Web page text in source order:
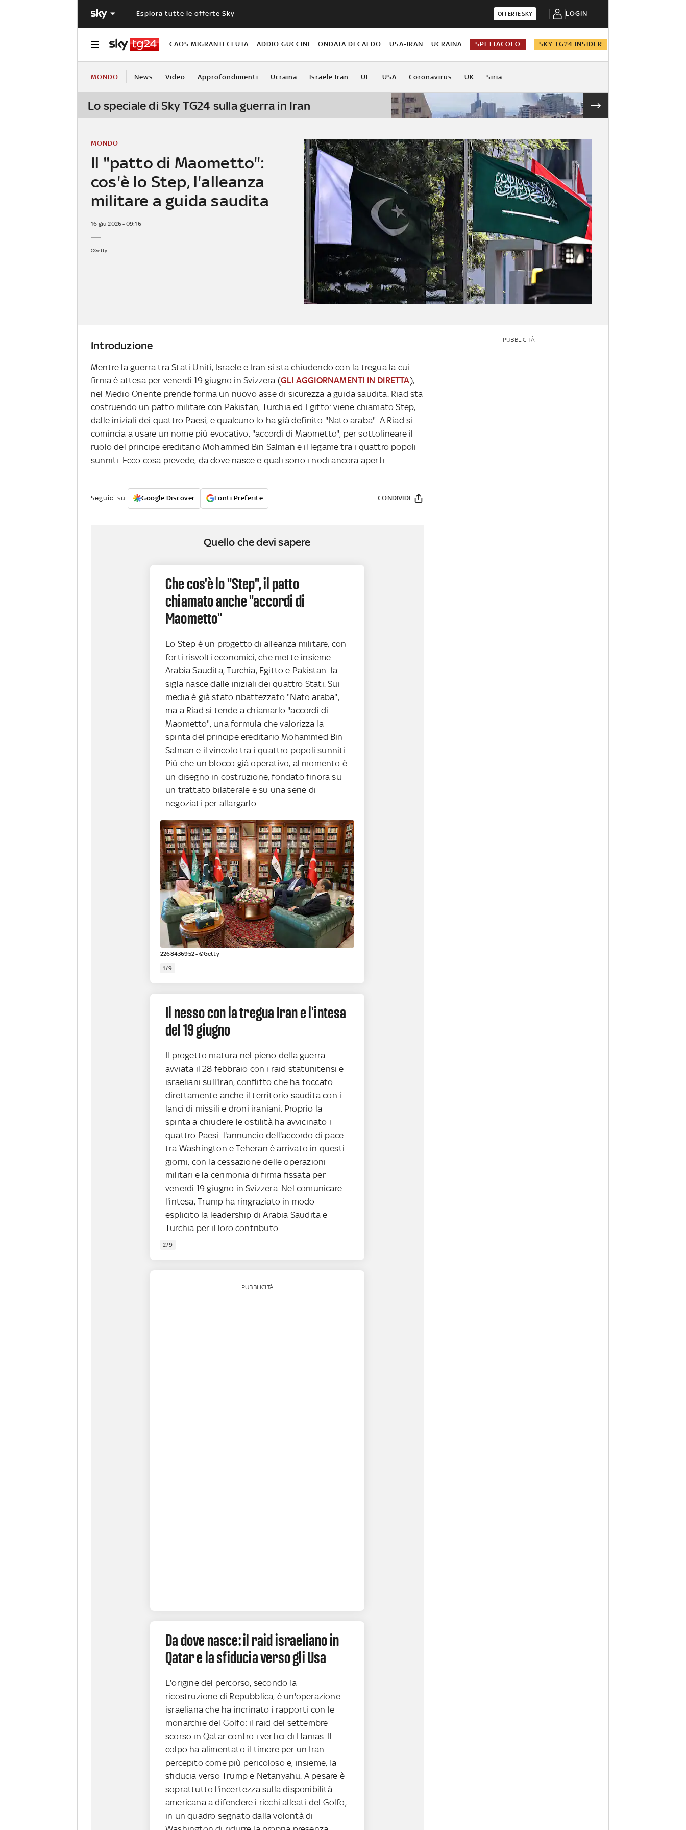
Esplora tutte le offerte Sky OFFERTE SKY LOGIN
CAOS MIGRANTI CEUTA ADDIO GUCCINI ONDATA DI CALDO USA-IRAN UCRAINA SPETTACOLO SKY TG24 INSIDER
MONDO News Video Approfondimenti Ucraina Israele Iran UE USA Coronavirus UK Siria
Lo speciale di Sky TG24 sulla guerra in Iran
Il "patto di Maometto":
cos'è lo Step, l'alleanza
militare a guida saudita
MONDO
16 giu 2026 - 09:16
©Getty
Introduzione
Mentre la guerra tra Stati Uniti, Israele e Iran si sta chiudendo con la tregua la cui
firma è attesa per venerdì 19 giugno in Svizzera (GLI AGGIORNAMENTI IN DIRETTA),
nel Medio Oriente prende forma un nuovo asse di sicurezza a guida saudita. Riad sta
costruendo un patto militare con Pakistan, Turchia ed Egitto: viene chiamato Step,
dalle iniziali dei quattro Paesi, e qualcuno lo ha già definito "Nato araba". A Riad si
comincia a usare un nome più evocativo, "accordi di Maometto", per sottolineare il
ruolo del principe ereditario Mohammed Bin Salman e il legame tra i quattro popoli
sunniti. Ecco cosa prevede, da dove nasce e quali sono i nodi ancora aperti
Seguici su: Google Discover Fonti Preferite CONDIVIDI
Quello che devi sapere
Che cos'è lo "Step", il patto
chiamato anche "accordi di
Maometto"
Lo Step è un progetto di alleanza militare, con
forti risvolti economici, che mette insieme
Arabia Saudita, Turchia, Egitto e Pakistan: la
sigla nasce dalle iniziali dei quattro Stati. Sui
media è già stato ribattezzato "Nato araba",
ma a Riad si tende a chiamarlo "accordi di
Maometto", una formula che valorizza la
spinta del principe ereditario Mohammed Bin
Salman e il vincolo tra i quattro popoli sunniti.
Più che un blocco già operativo, al momento è
un disegno in costruzione, fondato finora su
un trattato bilaterale e su una serie di
negoziati per allargarlo.
2268436952 - ©Getty
1/9
Il nesso con la tregua Iran e l'intesa
del 19 giugno
Il progetto matura nel pieno della guerra
avviata il 28 febbraio con i raid statunitensi e
israeliani sull'Iran, conflitto che ha toccato
direttamente anche il territorio saudita con i
lanci di missili e droni iraniani. Proprio la
spinta a chiudere le ostilità ha avvicinato i
quattro Paesi: l'annuncio dell'accordo di pace
tra Washington e Teheran è arrivato in questi
giorni, con la cessazione delle operazioni
militari e la cerimonia di firma fissata per
venerdì 19 giugno in Svizzera. Nel comunicare
l'intesa, Trump ha ringraziato in modo
esplicito la leadership di Arabia Saudita e
Turchia per il loro contributo.
2/9
PUBBLICITÀ
Da dove nasce: il raid israeliano in
Qatar e la sfiducia verso gli Usa
L'origine del percorso, secondo la
ricostruzione di Repubblica, è un'operazione
israeliana che ha incrinato i rapporti con le
monarchie del Golfo: il raid del settembre
scorso in Qatar contro i vertici di Hamas. Il
colpo ha alimentato il timore per un Iran
percepito come più pericoloso e, insieme, la
sfiducia verso Trump e Netanyahu. A pesare è
soprattutto l'incertezza sulla disponibilità
americana a difendere i ricchi alleati del Golfo,
in un quadro segnato dalla volontà di
PUBBLICITÀ